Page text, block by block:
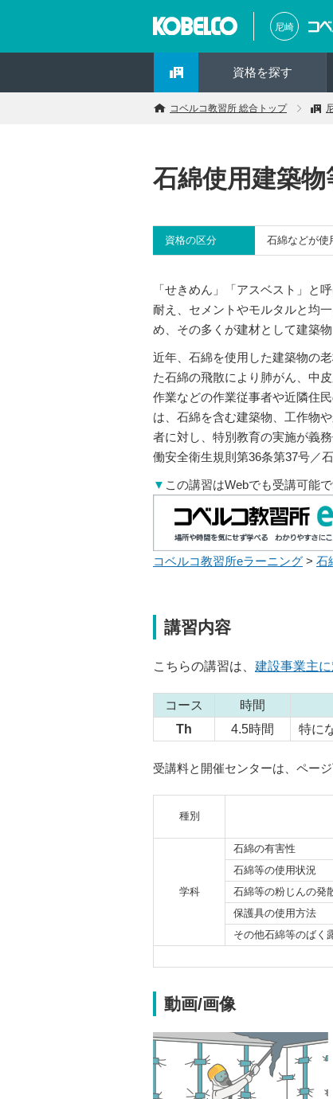
尼崎
資格を探す
コベルコ教習所 総合トップ
石綿使用建築
資格の区分 石綿などが使
「せきめん」「アスベスト」と
耐え、セメントやモルタルと均
め、その多くが建材として建築
近年、石綿を使用した建築物の
た石綿の飛散により肺がん、中
作業などの作業従事者や近隣住
は、石綿を含む建築物、工作物
者に対し、特別教育の実施が義
働安全衛生規則第36条第37号／
▼ この講習はWebでも受講可能で
コベルコ教習所eラーニング > 石
講習内容
こちらの講習は、 建設事業主
コース 時間
Th
4.5時間 特に
受講料と開催センターは、ペー
種別
学科
石綿の有害性
石綿等の使用状況
石綿等の粉じんの発
保護具の使用方法
その他石綿等のばく
動画/画像